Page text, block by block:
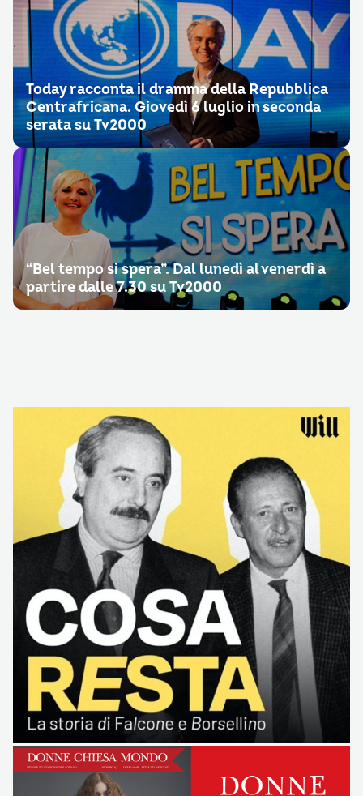
Today racconta il dramma della Repubblica
Centrafricana. Giovedì 6 luglio in seconda
serata su Tv2000
“Bel tempo si spera”. Dal lunedì al venerdì a
partire dalle 7.30 su Tv2000